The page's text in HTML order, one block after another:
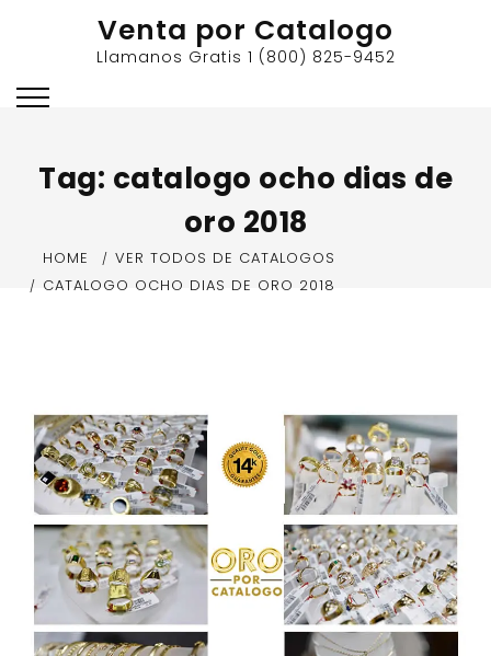
Venta por Catalogo
Llamanos Gratis 1 (800) 825-9452
Tag: catalogo ocho dias de
oro 2018
HOME
VER TODOS DE CATALOGOS
CATALOGO OCHO DIAS DE ORO 2018